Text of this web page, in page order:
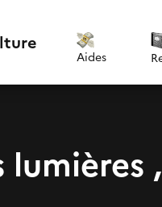
Aides
lumières ,